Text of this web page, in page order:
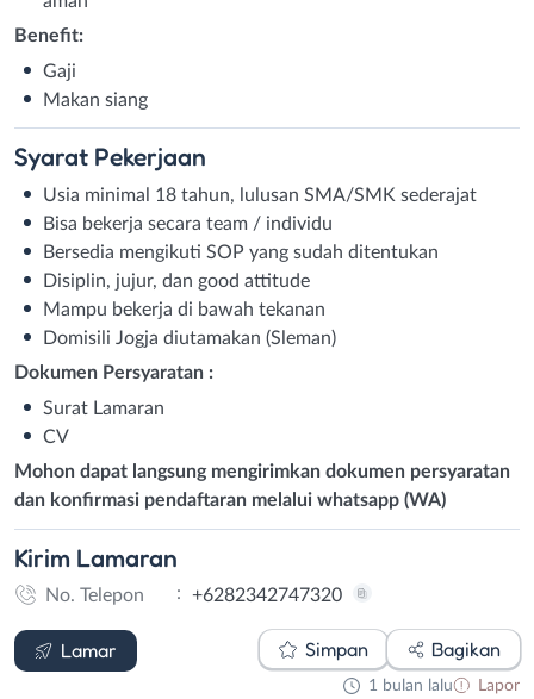
Benefit:
Gaji
Makan siang
Syarat Pekerjaan
Usia minimal 18 tahun, lulusan SMA/SMK sederajat
Bisa bekerja secara team / individu
Bersedia mengikuti SOP yang sudah ditentukan
Disiplin, jujur, dan good attitude
Mampu bekerja di bawah tekanan
Domisili Jogja diutamakan (Sleman)
Dokumen Persyaratan :
Surat Lamaran
CV
Mohon dapat langsung mengirimkan dokumen persyaratan
dan konfirmasi pendaftaran melalui whatsapp (WA)
Kirim Lamaran
No. Telepon : +6282342747320
Lamar
WhatsApp
Simpan Bagikan
1 bulan lalu Lapor